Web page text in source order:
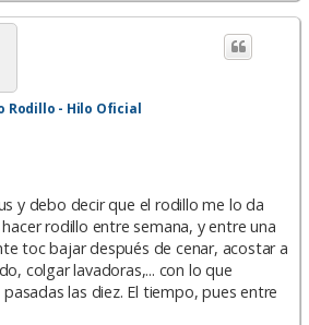
r
Rodillo - Hilo Oficial
y debo decir que el rodillo me lo da
rodillo entre semana, y entre una
toc bajar después de cenar, acostar a
colgar lavadoras,... con lo que
las diez. El tiempo, pues entre